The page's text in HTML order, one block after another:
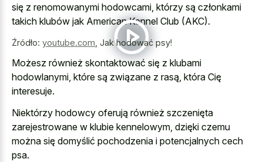
się z renomowanymi hodowcami, którzy są członkami
takich klubów jak American Kennel Club (AKC).
Źródło: youtube.com Jak hodować psy!
Możesz również skontaktować się z klubami
hodowlanymi, które są związane z rasą, która Cię
interesuje.
Niektórzy hodowcy oferują również szczenięta
zarejestrowane w klubie kennelowym, dzięki czemu
można się domyślić pochodzenia i potencjalnych cech
psa.